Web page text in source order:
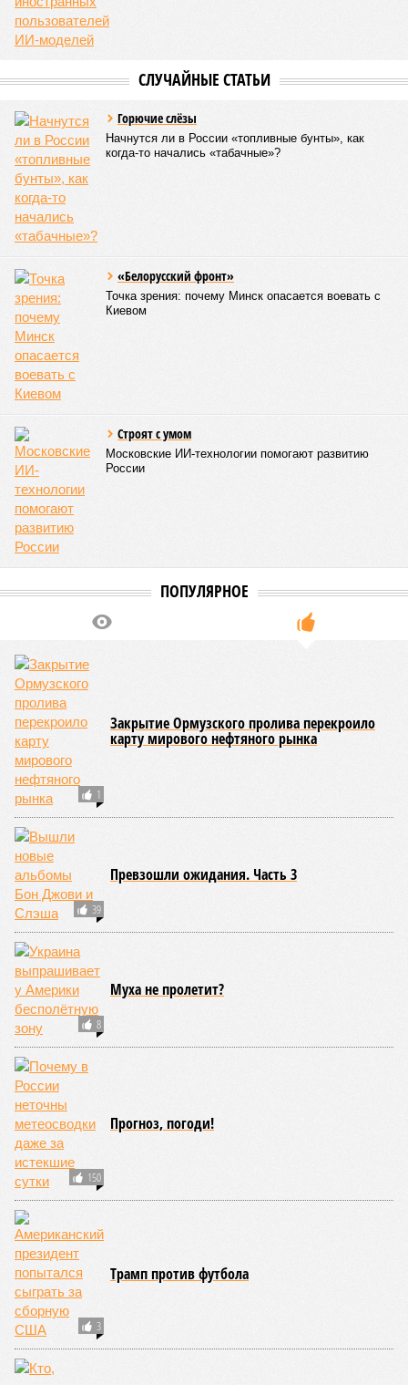
СЛУЧАЙНЫЕ СТАТЬИ
Горючие слёзы
Начнутся ли в России «топливные бунты», как
когда-то начались «табачные»?
«Белорусский фронт»
Точка зрения: почему Минск опасается воевать с
Киевом
Строят с умом
Московские ИИ-технологии помогают развитию
России
ПОПУЛЯРНОЕ
1
Закрытие Ормузского пролива перекроило
карту мирового нефтяного рынка
39
Превзошли ожидания. Часть 3
8
Муха не пролетит?
150
Прогноз, погоди!
3
Трамп против футбола